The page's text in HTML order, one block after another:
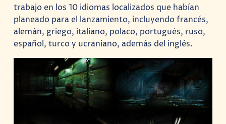
trabajo en los 10 idiomas localizados que habían
planeado para el lanzamiento, incluyendo francés,
alemán, griego, italiano, polaco, portugués, ruso,
español, turco y ucraniano, además del inglés.